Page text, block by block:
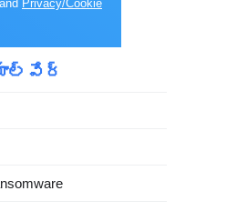
Privacy/Cookie